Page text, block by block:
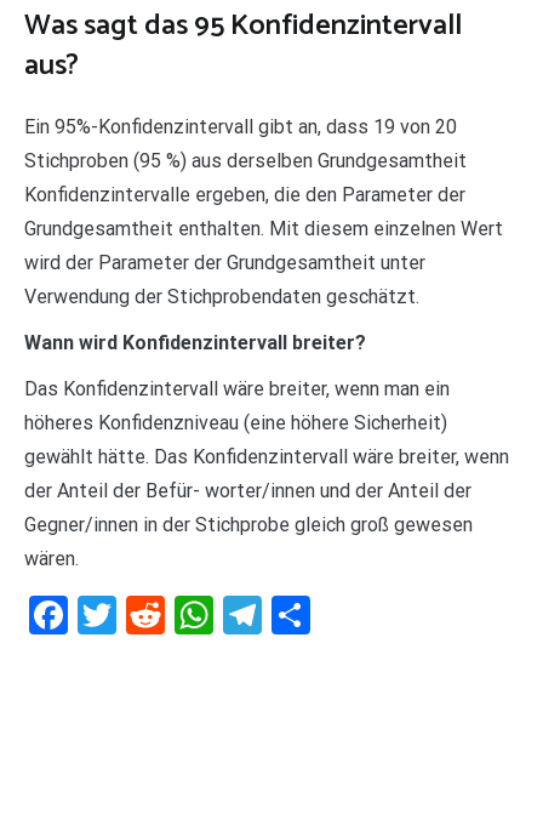
Was sagt das 95 Konfidenzintervall
aus?
Ein 95%-Konfidenzintervall gibt an, dass 19 von 20
Stichproben (95 %) aus derselben Grundgesamtheit
Konfidenzintervalle ergeben, die den Parameter der
Grundgesamtheit enthalten. Mit diesem einzelnen Wert
wird der Parameter der Grundgesamtheit unter
Verwendung der Stichprobendaten geschätzt.
Wann wird Konfidenzintervall breiter?
Das Konfidenzintervall wäre breiter, wenn man ein
höheres Konfidenzniveau (eine höhere Sicherheit)
gewählt hätte. Das Konfidenzintervall wäre breiter, wenn
der Anteil der Befür- worter/innen und der Anteil der
Gegner/innen in der Stichprobe gleich groß gewesen
wären.
Facebook
Twitter
RedditWhatsApp
Telegram